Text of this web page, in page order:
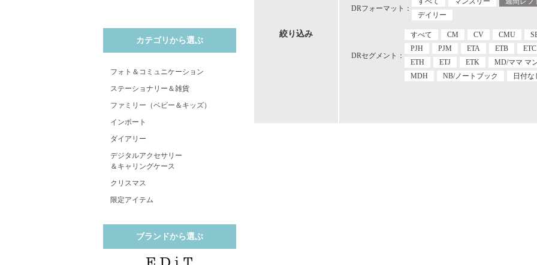
絞り込み
DRフォーマット：
デイリー
DRセグメント：
すべて CM CV CMU
PJH
PJM ETA ETB
ETC
ETH
ETJ ETK
MD/ママ マ
MDH
NB/ノートブック 日付な
カテゴリから選ぶ
フォト＆コミュニケーション
ステーショナリー＆雑貨
ファミリー（ベビー＆キッズ）
インポート
ダイアリー
デジタルアクセサリー
＆キャリングケース
クリスマス
限定アイテム
ブランドから選ぶ